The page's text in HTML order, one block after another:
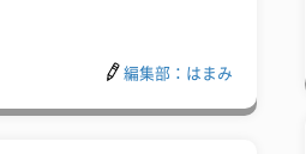
編集部：はまみ